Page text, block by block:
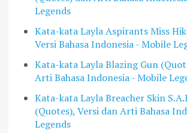
Legends
Kata-kata Layla Aspirants Miss
Versi Bahasa Indonesia - Mobile
Kata-kata Layla Blazing Gun
Arti Bahasa Indonesia - Mobile
Kata-kata Layla Breacher Skin
(Quotes), Versi dan Arti Bahasa
Legends